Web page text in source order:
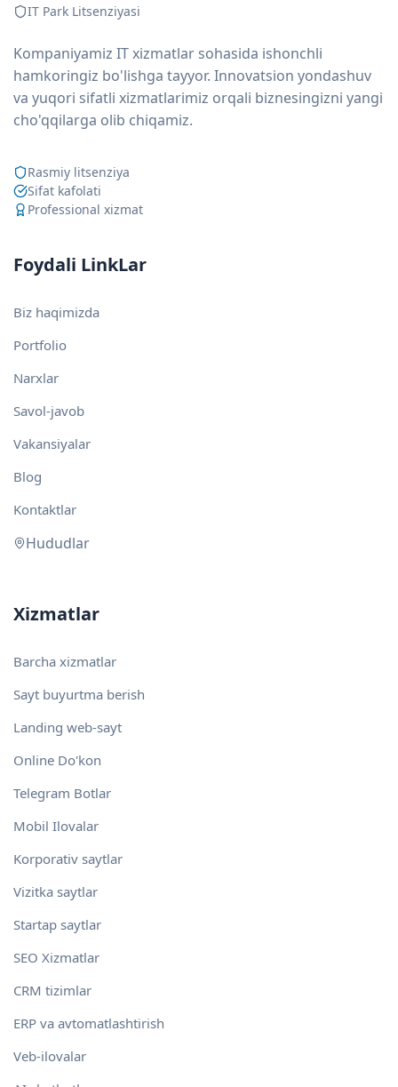
IT Park Litsenziyasi
Kompaniyamiz IT xizmatlar sohasida ishonchli
hamkoringiz bo'lishga tayyor. Innovatsion yondashuv
va yuqori sifatli xizmatlarimiz orqali biznesingizni yangi
cho'qqilarga olib chiqamiz.
Rasmiy litsenziya
Sifat kafolati
Professional xizmat
Foydali LinkLar
Biz haqimizda
Portfolio
Narxlar
Savol-javob
Vakansiyalar
Blog
Kontaktlar
Hududlar
Xizmatlar
Barcha xizmatlar
Sayt buyurtma berish
Landing web-sayt
Online Do'kon
Telegram Botlar
Mobil Ilovalar
Korporativ saytlar
Vizitka saytlar
Startap saytlar
SEO Xizmatlar
CRM tizimlar
ERP va avtomatlashtirish
Veb-ilovalar